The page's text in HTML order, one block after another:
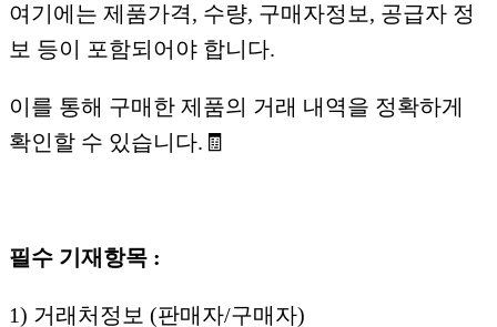
여기에는 제품가격, 수량, 구매자정보, 공급자 정
보 등이 포함되어야 합니다.
이를 통해 구매한 제품의 거래 내역을 정확하게
확인할 수 있습니다.🧾
필수 기재항목 :
1) 거래처정보 (판매자/구매자)